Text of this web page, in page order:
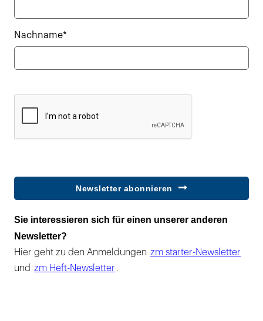
Nachname*
Newsletter abonnieren
Sie interessieren sich für einen unserer anderen
Newsletter?
Hier geht zu den Anmeldungen zm starter-Newsletter
und zm Heft-Newsletter .